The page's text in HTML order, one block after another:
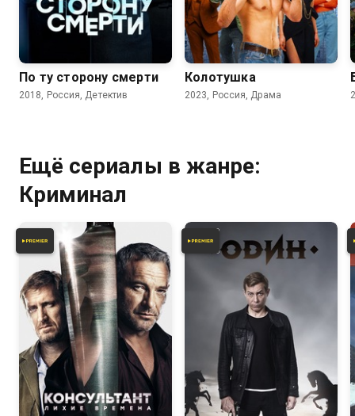
6.7
По ту сторону смерти
2018, Россия, Детектив
6.4
Колотушка
2023, Россия, Драма
Ещё сериалы в жанре:
Криминал